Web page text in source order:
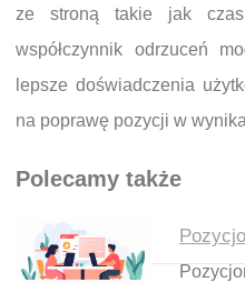
ze stroną takie jak
współczynnik odrzuceń
lepsze doświadczenia
na poprawę pozycji w
Polecamy także